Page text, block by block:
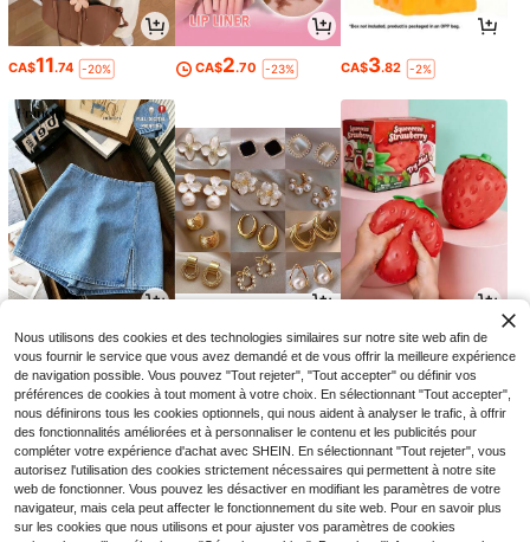
CA$11.74 -20% CA$2.70 -23% CA$3.82 -2%
CA$13.98 CA$5.19 -9% CA$5.10
Nous utilisons des cookies et des technologies similaires sur notre site web afin de
vous fournir le service que vous avez demandé et de vous offrir la meilleure expérience
de navigation possible. Vous pouvez "Tout rejeter", "Tout accepter" ou définir vos
préférences de cookies à tout moment à votre choix. En sélectionnant "Tout accepter",
nous définirons tous les cookies optionnels, qui nous aident à analyser le trafic, à offrir
des fonctionnalités améliorées et à personnaliser le contenu et les publicités pour
compléter votre expérience d'achat avec SHEIN. En sélectionnant "Tout rejeter", vous
autorisez l'utilisation des cookies strictement nécessaires qui permettent à notre site
web de fonctionner. Vous pouvez les désactiver en modifiant les paramètres de votre
navigateur, mais cela peut affecter le fonctionnement du site web. Pour en savoir plus
sur les cookies que nous utilisons et pour ajuster vos paramètres de cookies